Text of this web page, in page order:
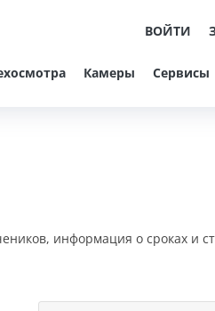
ВОЙТИ
Камеры Сервисы
информация о сроках и